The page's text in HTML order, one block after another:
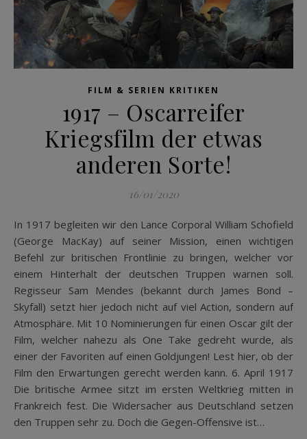
FILM & SERIEN KRITIKEN
1917 – Oscarreifer
Kriegsfilm der etwas
anderen Sorte!
16/01/2020
In 1917 begleiten wir den Lance Corporal William Schofield
(George MacKay) auf seiner Mission, einen wichtigen
Befehl zur britischen Frontlinie zu bringen, welcher vor
einem Hinterhalt der deutschen Truppen warnen soll.
Regisseur Sam Mendes (bekannt durch James Bond –
Skyfall) setzt hier jedoch nicht auf viel Action, sondern auf
Atmosphäre. Mit 10 Nominierungen für einen Oscar gilt der
Film, welcher nahezu als One Take gedreht wurde, als
einer der Favoriten auf einen Goldjungen! Lest hier, ob der
Film den Erwartungen gerecht werden kann. 6. April 1917
Die britische Armee sitzt im ersten Weltkrieg mitten in
Frankreich fest. Die Widersacher aus Deutschland setzen
den Truppen sehr zu. Doch die Gegen-Offensive ist…